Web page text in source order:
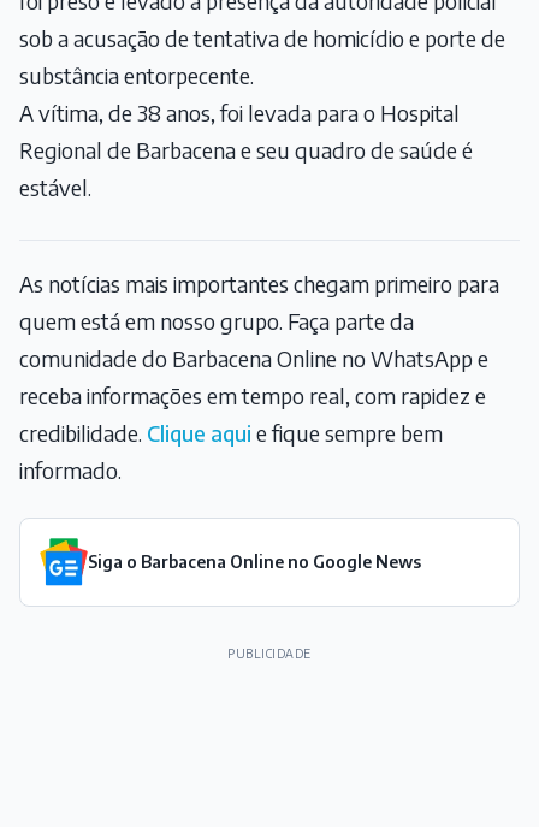
sob a acusação de tentativa de homicídio e porte de
substância entorpecente.
A vítima, de 38 anos, foi levada para o Hospital
Regional de Barbacena e seu quadro de saúde é
estável.
As notícias mais importantes chegam primeiro para
quem está em nosso grupo. Faça parte da
comunidade do Barbacena Online no WhatsApp e
receba informações em tempo real, com rapidez e
credibilidade. Clique aqui e fique sempre bem
informado.
Siga o Barbacena Online no Google News
PUBLICIDADE